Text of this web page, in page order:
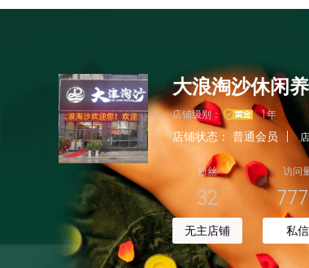
大浪淘沙休闲
店铺级别： 1年
店铺状态： 普通会员
粉丝
32
无主店铺
访问
私信